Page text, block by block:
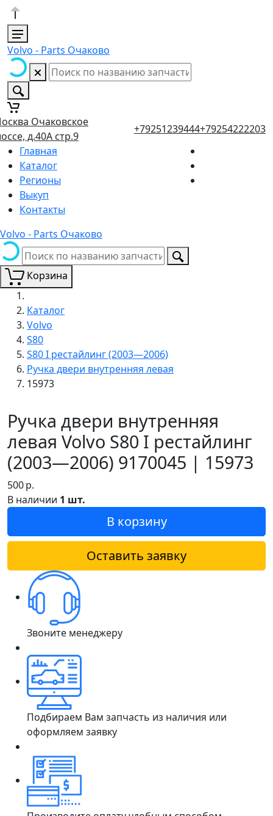
Volvo - Parts Очаково
Очаковское
д.40А стр.9
+79251239444+79254222203
Главная
Каталог
Регионы
Выкуп
Контакты
Volvo - Parts Очаково
Корзина
Каталог
Volvo
S80
S80 I рестайлинг (2003—2006)
Ручка двери внутренняя левая
15973
Ручка двери внутренняя
левая Volvo S80 I рестайлинг
(2003—2006) 9170045 | 15973
500р.
В наличии 1 шт.
В корзину
Оставить заявку
Звоните менеджеру
Подбираем Вам запчасть из наличия или
оформляем заявку